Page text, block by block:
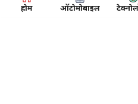
होम ऑटोमोबाइल